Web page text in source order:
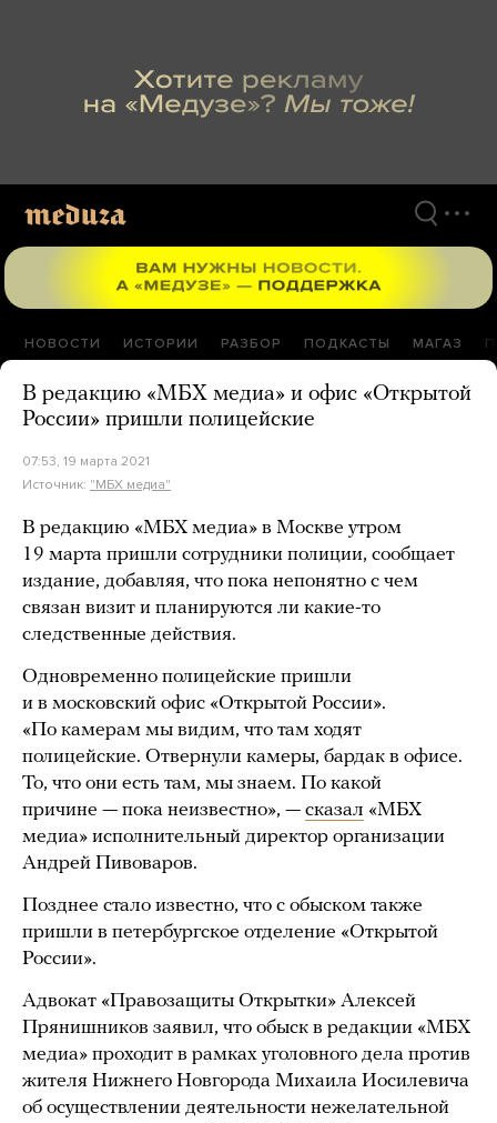
НОВОСТИ ИСТОРИИ РАЗБОР ПОДКАСТЫ МАГАЗ
В редакцию «МБХ медиа» и офис «Открытой
России» пришли полицейские
07:53, 19 марта 2021
Источник: "МБХ медиа"
В редакцию «МБХ медиа» в Москве утром
19 марта пришли сотрудники полиции, сообщает
издание, добавляя, что пока непонятно с чем
связан визит и планируются ли какие-то
следственные действия.
Одновременно полицейские пришли
и в московский офис «Открытой России».
«По камерам мы видим, что там ходят
полицейские. Отвернули камеры, бардак в офисе.
То, что они есть там, мы знаем. По какой
причине — пока неизвестно», — сказал «МБХ
медиа» исполнительный директор организации
Андрей Пивоваров.
Позднее стало известно, что с обыском также
пришли в петербургское отделение «Открытой
России».
Адвокат «Правозащиты Открытки» Алексей
Прянишников заявил, что обыск в редакции «МБХ
медиа» проходит в рамках уголовного дела против
жителя Нижнего Новгорода Михаила Иосилевича
об осуществлении деятельности нежелательной